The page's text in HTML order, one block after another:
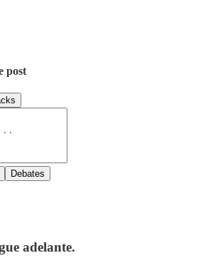
post
Debates
adelante.